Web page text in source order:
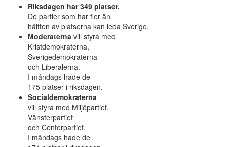
Riksdagen har 349 platser.
De partier som har fler än
hälften av platserna kan leda Sverige.
Moderaterna vill styra med
Kristdemokraterna,
Sverigedemokraterna
och Liberalerna.
I måndags hade de
175 platser i riksdagen.
Socialdemokraterna
vill styra med Miljöpartiet,
Vänsterpartiet
och Centerpartiet.
I måndags hade de